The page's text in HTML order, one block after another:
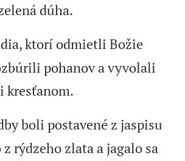
dúha.
ktorí odmietli Božie
pohanov a vyvolali
kresťanom.
boli postavené z jaspisu
rýdzeho zlata a jagalo sa